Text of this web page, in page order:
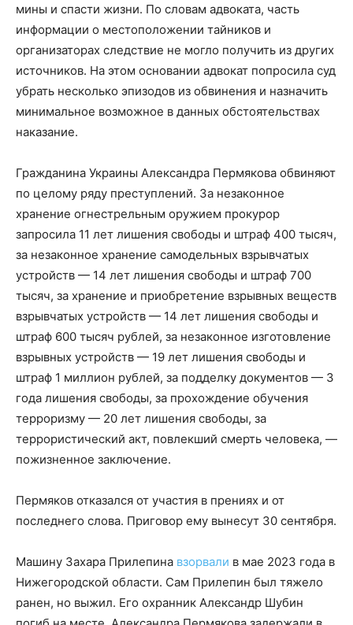
мины и спасти жизни. По словам адвоката, часть
информации о местоположении тайников и
организаторах следствие не могло получить из других
источников. На этом основании адвокат попросила суд
убрать несколько эпизодов из обвинения и назначить
минимальное возможное в данных обстоятельствах
наказание.
Гражданина Украины Александра Пермякова обвиняют
по целому ряду преступлений. За незаконное
хранение огнестрельным оружием прокурор
запросила 11 лет лишения свободы и штраф 400 тысяч,
за незаконное хранение самодельных взрывчатых
устройств — 14 лет лишения свободы и штраф 700
тысяч, за хранение и приобретение взрывных веществ
взрывчатых устройств — 14 лет лишения свободы и
штраф 600 тысяч рублей, за незаконное изготовление
взрывных устройств — 19 лет лишения свободы и
штраф 1 миллион рублей, за подделку документов — 3
года лишения свободы, за прохождение обучения
терроризму — 20 лет лишения свободы, за
террористический акт, повлекший смерть человека, —
пожизненное заключение.
Пермяков отказался от участия в прениях и от
последнего слова. Приговор ему вынесут 30 сентября.
Машину Захара Прилепина взорвали в мае 2023 года в
Нижегородской области. Сам Прилепин был тяжело
ранен, но выжил. Его охранник Александр Шубин